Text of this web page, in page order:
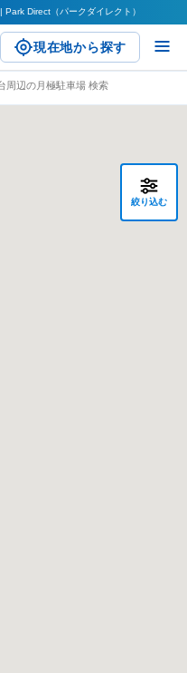
Direct（パークダイレクト）
現在地から探す
周辺の月極駐車場 検索
絞り込む